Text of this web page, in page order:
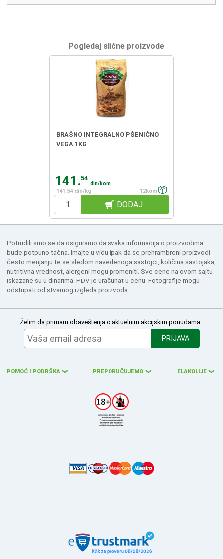
Pogledaj slične proizvode
BRAŠNO INTEGRALNO PŠENIČNO
VEGA 1KG
141.54
din/kom
141.54 din/kg
12kom
DODAJ
Potrudili smo se da osiguramo da svaka informacija o proizvodima
bude potpuno tačna. Imajte u vidu ipak da se prehrambreni proizvodi
često menjanju te se sledom navedenoga sastojci, količina sastojaka,
nutritivna vrednost, alergeni mogu promeniti. Sve cene na ovom sajtu
iskazane su u dinarima. PDV je uračunat u cenu. Fotografije mogu
odstupati od stvarnog izgleda proizvoda.
Želim da primam obaveštenja o aktuelnim akcijskim ponudama
PRIJAVA
POMOĆ I PODRŠKA ❮ PREPORUČUJEMO ❮ ELAKOLIJE ❮